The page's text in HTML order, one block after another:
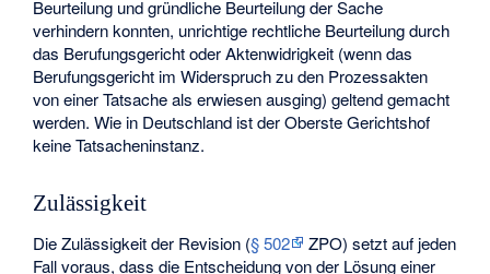
Beurteilung und gründliche Beurteilung der Sache
verhindern konnten, unrichtige rechtliche Beurteilung durch
das Berufungsgericht oder Aktenwidrigkeit (wenn das
Berufungsgericht im Widerspruch zu den Prozessakten
von einer Tatsache als erwiesen ausging) geltend gemacht
werden. Wie in Deutschland ist der Oberste Gerichtshof
keine Tatsacheninstanz.
Zulässigkeit
Die Zulässigkeit der Revision (§ 502
ZPO) setzt auf jeden
Fall voraus, dass die Entscheidung von der Lösung einer